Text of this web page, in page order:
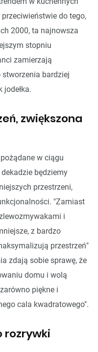
do tego,
2000, ta najnowsza
stopniu
zamierzają
bardziej
jodełka.
zwiększona
w ciągu
będziemy
przestrzeni,
"Zamiast
i
z bardzo
przestrzeń"
zdają sobie sprawę, że
domu i wolą
piękne i
cala kwadratowego".
rozrywki